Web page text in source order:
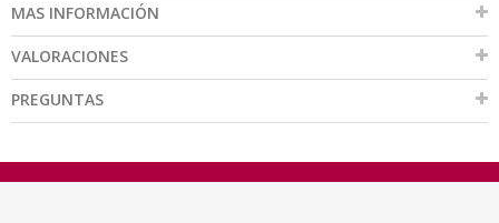
MAS INFORMACIÓN
VALORACIONES
PREGUNTAS